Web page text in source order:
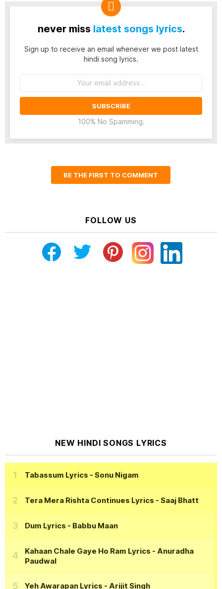
never miss latest songs lyrics.
Sign up to receive an email whenever we post latest
hindi song lyrics.
100% No Spamming.
BE THE FIRST TO COMMENT
FOLLOW US
NEW HINDI SONGS LYRICS
Tabassum Lyrics - Sonu Nigam
Tera Mera Rishta Continues Lyrics - Saaj Bhatt
Dum Lyrics - Babbu Maan
Kahaan Chale Gaye Ho Ram Lyrics - Anuradha
Paudwal
Yeh Awarapan Lyrics - Arijit Singh